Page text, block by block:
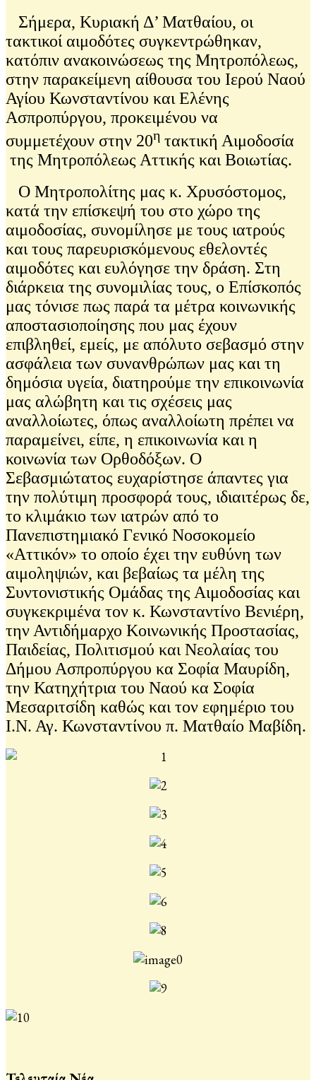
Σήμερα, Κυριακή Δ’ Ματθαίου, οι
τακτικοί αιμοδότες συγκεντρώθηκαν,
κατόπιν ανακοινώσεως της Μητροπόλεως,
στην παρακείμενη αίθουσα του Ιερού Ναού
Αγίου Κωνσταντίνου και Ελένης
Ασπροπύργου, προκειμένου να
συμμετέχουν στην 20η τακτική Αιμοδοσία
της Μητροπόλεως Αττικής και Βοιωτίας.
Ο Μητροπολίτης μας κ. Χρυσόστομος,
κατά την επίσκεψή του στο χώρο της
αιμοδοσίας, συνομίλησε με τους ιατρούς
και τους παρευρισκόμενους εθελοντές
αιμοδότες και ευλόγησε την δράση. Στη
διάρκεια της συνομιλίας τους, ο Επίσκοπός
μας τόνισε πως παρά τα μέτρα κοινωνικής
αποστασιοποίησης που μας έχουν
επιβληθεί, εμείς, με απόλυτο σεβασμό στην
ασφάλεια των συνανθρώπων μας και τη
δημόσια υγεία, διατηρούμε την επικοινωνία
μας αλώβητη και τις σχέσεις μας
αναλλοίωτες, όπως αναλλοίωτη πρέπει να
παραμείνει, είπε, η επικοινωνία και η
κοινωνία των Ορθοδόξων. Ο
Σεβασμιώτατος ευχαρίστησε άπαντες για
την πολύτιμη προσφορά τους, ιδιαιτέρως δε,
το κλιμάκιο των ιατρών από το
Πανεπιστημιακό Γενικό Νοσοκομείο
«Αττικόν» το οποίο έχει την ευθύνη των
αιμοληψιών, και βεβαίως τα μέλη της
Συντονιστικής Ομάδας της Αιμοδοσίας και
συγκεκριμένα τον κ. Κωνσταντίνο Βενιέρη,
την Αντιδήμαρχο Κοινωνικής Προστασίας,
Παιδείας, Πολιτισμού και Νεολαίας του
Δήμου Ασπροπύργου κα Σοφία Μαυρίδη,
την Κατηχήτρια του Ναού κα Σοφία
Μεσαριτσίδη καθώς και τον εφημέριο του
Ι.Ν. Αγ. Κωνσταντίνου π. Ματθαίο Μαβίδη.